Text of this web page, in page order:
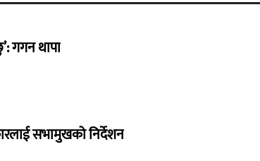
गगन थापा
सभामुखको निर्देशन